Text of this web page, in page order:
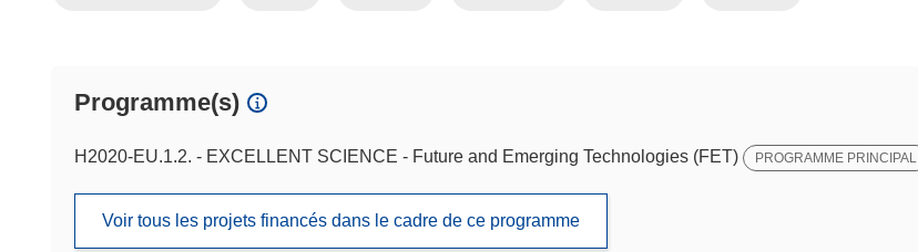
Programme(s)
H2020-EU.1.2. - EXCELLENT SCIENCE - Future and Emerging Technologies (FET) PROGRAMME PRINCIPAL
Voir tous les projets financés dans le cadre de ce programme